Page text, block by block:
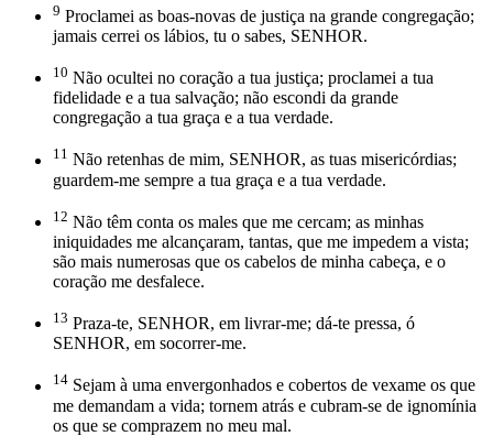
9 Proclamei as boas-novas de justiça na grande congregação;
jamais cerrei os lábios, tu o sabes, SENHOR.
10 Não ocultei no coração a tua justiça; proclamei a tua
fidelidade e a tua salvação; não escondi da grande
congregação a tua graça e a tua verdade.
11 Não retenhas de mim, SENHOR, as tuas misericórdias;
guardem-me sempre a tua graça e a tua verdade.
12 Não têm conta os males que me cercam; as minhas
iniquidades me alcançaram, tantas, que me impedem a vista;
são mais numerosas que os cabelos de minha cabeça, e o
coração me desfalece.
13 Praza-te, SENHOR, em livrar-me; dá-te pressa, ó
SENHOR, em socorrer-me.
14 Sejam à uma envergonhados e cobertos de vexame os que
me demandam a vida; tornem atrás e cubram-se de ignomínia
os que se comprazem no meu mal.